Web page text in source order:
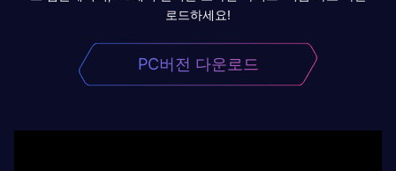
로드하세요!
PC버전 다운로드